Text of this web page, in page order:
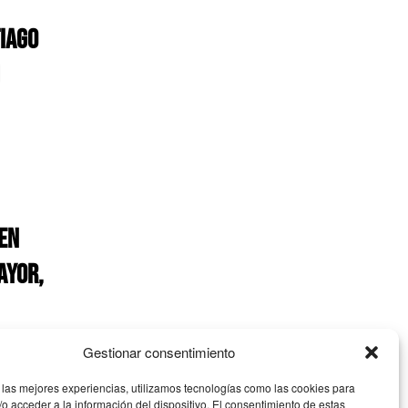
Gestionar consentimiento
mejores experiencias, utilizamos tecnologías como las cookies para
acceder a la información del dispositivo. El consentimiento de estas